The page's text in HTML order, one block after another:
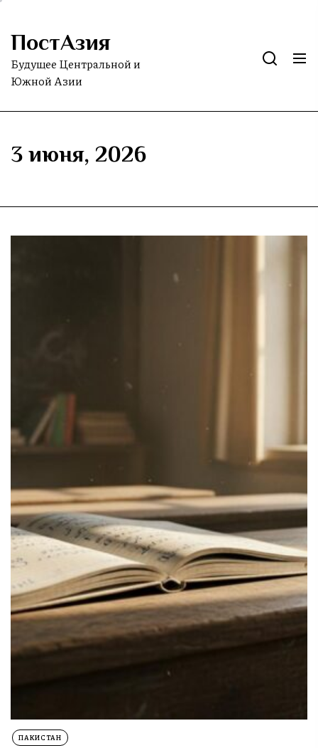
Skip
the
content
ПостАзия
Будущее Центральной и
Южной Азии
3 июня, 2026
ПАКИСТАН